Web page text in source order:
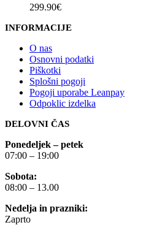
299.90€
INFORMACIJE
O nas
Osnovni podatki
Piškotki
Splošni pogoji
Pogoji uporabe Leanpay
Odpoklic izdelka
DELOVNI ČAS
Ponedeljek – petek
07:00 – 19:00
Sobota:
08:00 – 13.00
Nedelja in prazniki:
Zaprto